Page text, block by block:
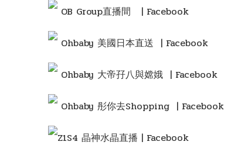
OB Group直播間 | Facebook
Ohbaby 美國日本直送 | Facebook
Ohbaby 大帝孖八與嫦娥 | Facebook
Ohbaby 彤你去Shopping | Facebook
Z1S4 晶神水晶直播 | Facebook